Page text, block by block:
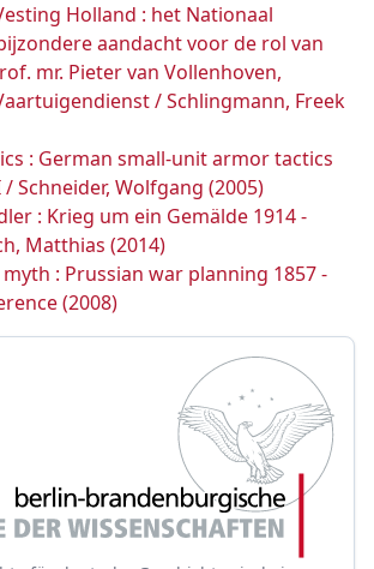
Holland : het Nationaal
aandacht voor de rol van
mr. Pieter van Vollenhoven,
/ Schlingmann, Freek
: German small-unit armor tactics
Schneider, Wolfgang (2005)
: Krieg um ein Gemälde 1914 -
Matthias (2014)
: Prussian war planning 1857 -
(2008)